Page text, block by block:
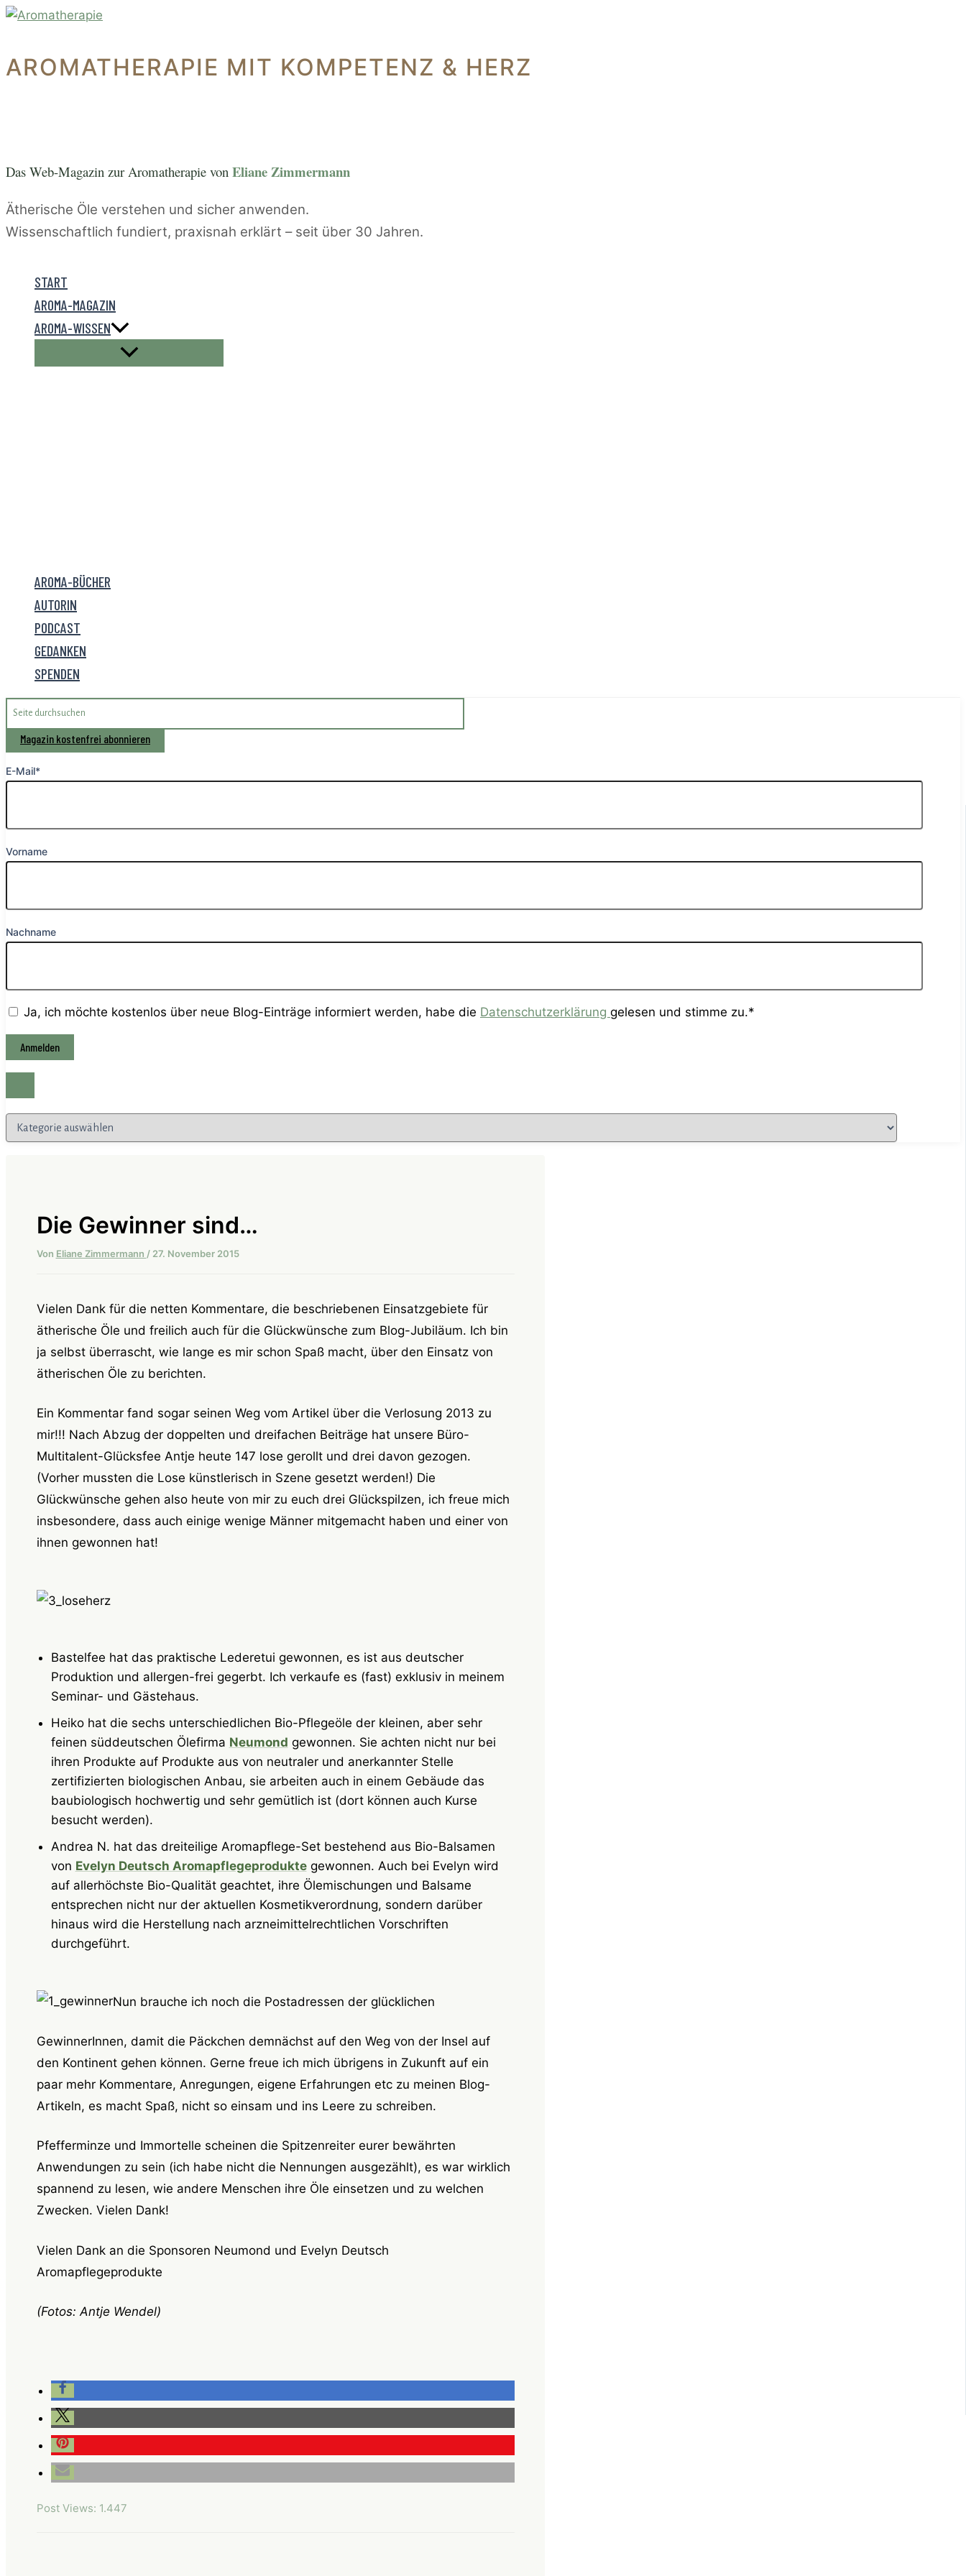
Zum
AROMATHERAPIE MIT KOMPETENZ & HERZ
Das Web-Magazin zur Aromatherapie von Eliane Zimmermann
Ätherische Öle verstehen und sicher anwenden.
Wissenschaftlich fundiert, praxisnah erklärt – seit über 30 Jahren.
START
AROMA-MAGAZIN
AROMA-WISSEN
AROMA-BÜCHER
AUTORIN
PODCAST
GEDANKEN
SPENDEN
Search
for:
Magazin kostenfrei abonnieren
E-Mail*
Vorname
Nachname
Ja, ich möchte kostenlos über neue Blog-Einträge informiert werden, habe die Datenschutzerklärung gelesen und stimme zu.*
Kategorien
Die Gewinner sind…
Von Eliane Zimmermann / 27. November 2015
Vielen Dank für die netten Kommentare, die beschriebenen Einsatzgebiete für
ätherische Öle und freilich auch für die Glückwünsche zum Blog-Jubiläum. Ich bin
ja selbst überrascht, wie lange es mir schon Spaß macht, über den Einsatz von
ätherischen Öle zu berichten.
Ein Kommentar fand sogar seinen Weg vom Artikel über die Verlosung 2013 zu
mir!!! Nach Abzug der doppelten und dreifachen Beiträge hat unsere Büro-
Multitalent-Glücksfee Antje heute 147 lose gerollt und drei davon gezogen.
(Vorher mussten die Lose künstlerisch in Szene gesetzt werden!) Die
Glückwünsche gehen also heute von mir zu euch drei Glückspilzen, ich freue mich
insbesondere, dass auch einige wenige Männer mitgemacht haben und einer von
ihnen gewonnen hat!
Bastelfee hat das praktische Lederetui gewonnen, es ist aus deutscher
Produktion und allergen-frei gegerbt. Ich verkaufe es (fast) exklusiv in meinem
Seminar- und Gästehaus.
Heiko hat die sechs unterschiedlichen Bio-Pflegeöle der kleinen, aber sehr
feinen süddeutschen Ölefirma Neumond gewonnen. Sie achten nicht nur bei
ihren Produkte auf Produkte aus von neutraler und anerkannter Stelle
zertifizierten biologischen Anbau, sie arbeiten auch in einem Gebäude das
baubiologisch hochwertig und sehr gemütlich ist (dort können auch Kurse
besucht werden).
Andrea N. hat das dreiteilige Aromapflege-Set bestehend aus Bio-Balsamen
von Evelyn Deutsch Aromapflegeproduktegewonnen. Auch bei Evelyn wird
auf allerhöchste Bio-Qualität geachtet, ihre Ölemischungen und Balsame
entsprechen nicht nur der aktuellen Kosmetikverordnung, sondern darüber
hinaus wird die Herstellung nach arzneimittelrechtlichen Vorschriften
durchgeführt.
Nun brauche ich noch die Postadressen der glücklichen
GewinnerInnen, damit die Päckchen demnächst auf den Weg von der Insel auf
den Kontinent gehen können. Gerne freue ich mich übrigens in Zukunft auf ein
paar mehr Kommentare, Anregungen, eigene Erfahrungen etc zu meinen Blog-
Artikeln, es macht Spaß, nicht so einsam und ins Leere zu schreiben.
Pfefferminze und Immortelle scheinen die Spitzenreiter eurer bewährten
Anwendungen zu sein (ich habe nicht die Nennungen ausgezählt), es war wirklich
spannend zu lesen, wie andere Menschen ihre Öle einsetzen und zu welchen
Zwecken. Vielen Dank!
Vielen Dank an die Sponsoren Neumond und Evelyn Deutsch
Aromapflegeprodukte
(Fotos: Antje Wendel)
Post Views: 1.447